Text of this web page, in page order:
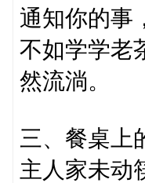
通知你的事
不如学学老
然流淌。
三、餐桌上
主人家未动